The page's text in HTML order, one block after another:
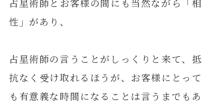
性」があり、
占星術師の言うことがしっくりと来て、抵
抗なく受け取れるほうが、お客様にとって
も有意義な時間になることは言うまでもあ